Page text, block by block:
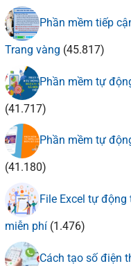
Phần mềm tiếp
Trang vàng (45.817)
Phần mềm tự
(41.717)
Phần mềm tự
(41.180)
File Excel tự
miễn phí (1.476)
Cách tạo số điện